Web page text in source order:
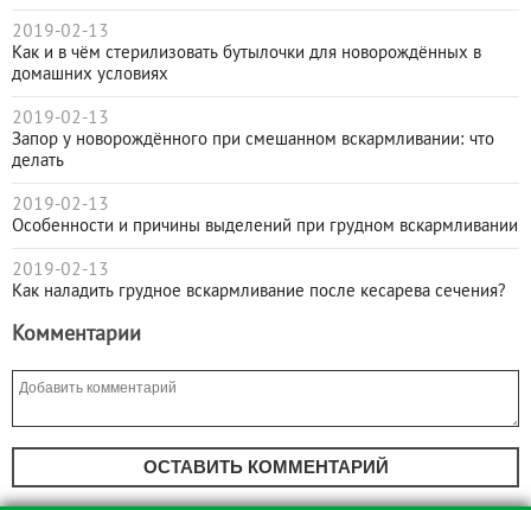
2019-02-13
Как и в чём стерилизовать бутылочки для новорождённых в
домашних условиях
2019-02-13
Запор у новорождённого при смешанном вскармливании: что
делать
2019-02-13
Особенности и причины выделений при грудном вскармливании
2019-02-13
Как наладить грудное вскармливание после кесарева сечения?
Комментарии
ОСТАВИТЬ КОММЕНТАРИЙ